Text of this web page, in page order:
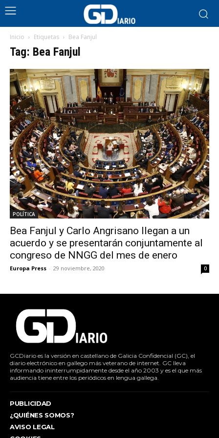
Inicio Etiquetas Bea Fanjul
Tag: Bea Fanjul
POLÍTICA
Bea Fanjul y Carlo Angrisano llegan a un
acuerdo y se presentarán conjuntamente al
congreso de NNGG del mes de enero
Europa Press - 29 noviembre, 2020 0
GCDiario es la versión en castellano de Galicia Confidencial (GC), el
diario electrónico en gallego más veterano de internet. GC lleva
informando ininterrumpidamente desde el año 2003 y es el que más
audiencia tiene entre los periódicos en lengua gallega.
PUBLICIDAD
¿QUIÉNES SOMOS?
AVISO LEGAL